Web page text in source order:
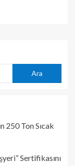
Ara
250 Ton Sıcak
Sertifikasını